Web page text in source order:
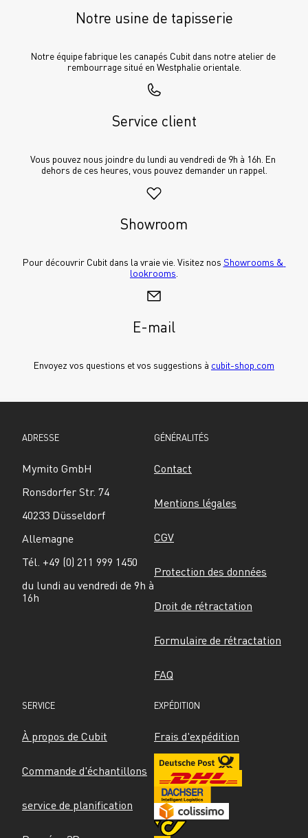
Notre usine de tapisserie
Notre équipe fabrique les canapés Cubit dans notre atelier de
rembourrage situé en Westphalie orientale.
Service client
Vous pouvez nous joindre du lundi au vendredi de 9h à 16h. En
dehors de ces heures, vous pouvez demander un rappel.
Showroom
Pour découvrir Cubit dans la vraie vie. Visitez nos Showrooms &
lookrooms
E-mail
Envoyez vos questions et vos suggestions à cubit-shop.com
ADRESSE
Mymito GmbH
Ronsdorfer Str. 74
40233 Düsseldorf
Allemagne
Tél. +49 (0) 211 999 1450
du lundi au vendredi de 9h à
16h
GÉNÉRALITÉS
Contact
Mentions légales
CGV
Protection des données
Droit de rétractation
Formulaire de rétractation
FAQ
SERVICE
À propos de Cubit
Commande d'échantillons
service de planification
EXPÉDITION
Frais d'expédition